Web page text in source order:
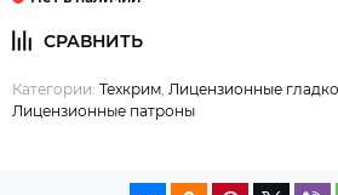
Категории: Техкрим Лицензионные
Лицензионные патроны